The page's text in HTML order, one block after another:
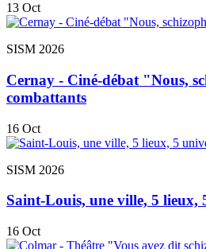
13 Oct
SISM 2026
Cernay - Ciné-débat "Nous,
combattants
16 Oct
SISM 2026
Saint-Louis, une ville, 5 lieux,
16 Oct